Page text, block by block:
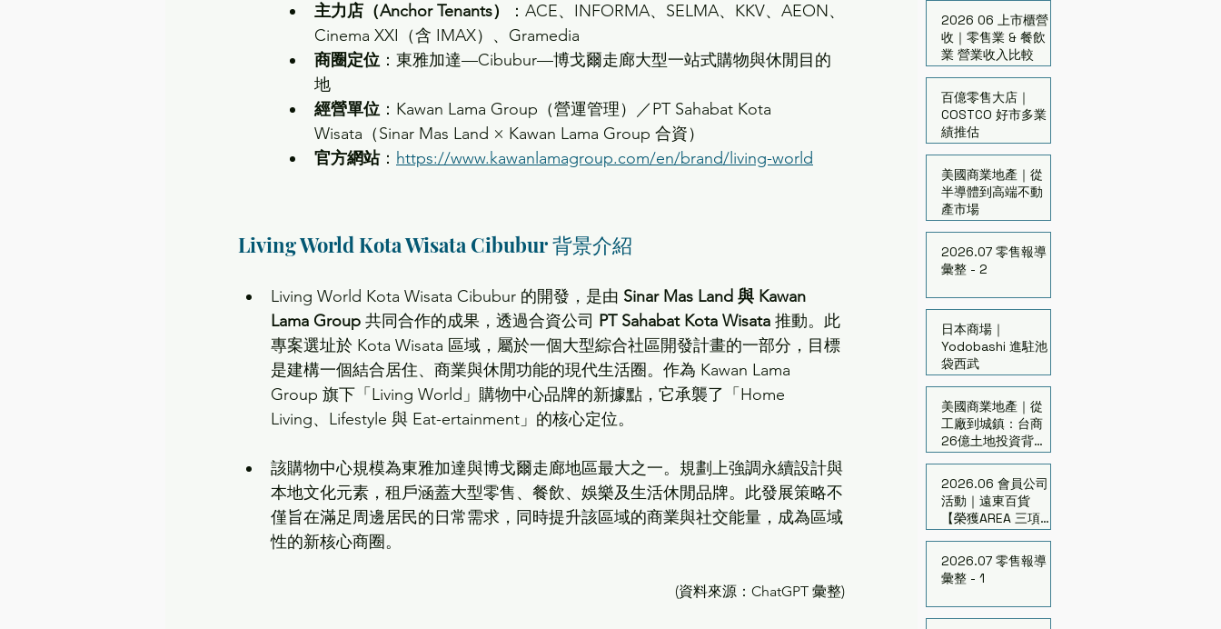
主力店（Anchor Tenants）
：ACE、INFORMA、SELMA、KKV、AEON、
Cinema XXI（含 IMAX）、Gramedia
商圈定位 ：東雅加達—Cibubur—博戈爾走廊大型一站式購物與休閒目的
地
經營單位 ：Kawan Lama Group（營運管理）／PT Sahabat Kota
Wisata（Sinar Mas Land × Kawan Lama Group 合資）
官方網站： https://www.kawanlamagroup.com/en/brand/living-world
Living World Kota Wisata Cibubur 背景介紹
Living World Kota Wisata Cibubur 的開發，是由 Sinar Mas Land 與 Kawan
Lama Group 共同合作的成果，透過合資公司 PT Sahabat Kota Wisata 推動。此
專案選址於 Kota Wisata 區域，屬於一個大型綜合社區開發計畫的一部分，目標
是建構一個結合居住、商業與休閒功能的現代生活圈。作為 Kawan Lama
Group 旗下「Living World」購物中心品牌的新據點，它承襲了「Home
Living、Lifestyle 與 Eat-ertainment」的核心定位。
該購物中心規模為東雅加達與博戈爾走廊地區最大之一。規劃上強調永續設計與
本地文化元素，租戶涵蓋大型零售、餐飲、娛樂及生活休閒品牌。此發展策略不
僅旨在滿足周邊居民的日常需求，同時提升該區域的商業與社交能量，成為區域
性的新核心商圈。
(資料來源：ChatGPT 彙整)
2026 06 上市櫃營
收｜零售業 & 餐飲
業 營業收入比較
百億零售大店｜
COSTCO 好市多業
績推估
美國商業地產｜從
半導體到高端不動
產市場
2026.07 零售報導
彙整 - 2
日本商場｜
Yodobashi 進駐池
袋西武
美國商業地產｜從
工廠到城鎮：台商
26億土地投資背後
的亞利桑那新商機
2026.06 會員公司
活動｜遠東百貨
【榮獲AREA 三項大
獎】連續7年獲頒15
座獎
2026.07 零售報導
彙整 - 1